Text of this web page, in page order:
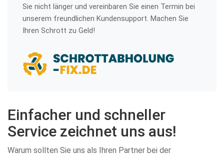
Sie nicht länger und vereinbaren Sie einen Termin bei
unserem freundlichen Kundensupport. Machen Sie
Ihren Schrott zu Geld!
Einfacher und schneller
Service zeichnet uns aus!
Warum sollten Sie uns als Ihren Partner bei der